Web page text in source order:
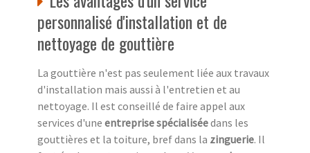
personnalisé d'installation et de
nettoyage de gouttière
La gouttière n'est pas seulement liée aux travaux
d'installation mais aussi à l'entretien et au
nettoyage. Il est conseillé de faire appel aux
services d'une entreprise spécialiséedans les
gouttières et la toiture, bref dans la zinguerie. Il